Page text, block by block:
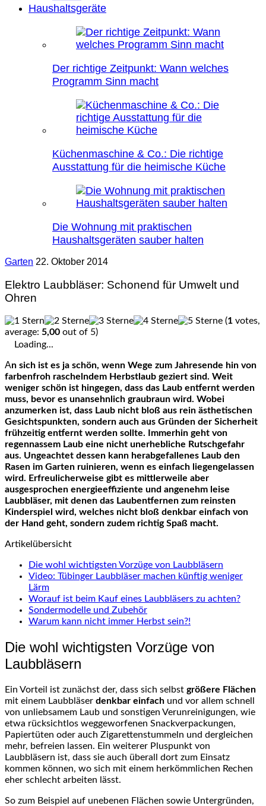
Haushaltsgeräte
Der richtige Zeitpunkt: Wann welches
Programm Sinn macht
Küchenmaschine & Co.: Die richtige
Ausstattung für die heimische Küche
Die Wohnung mit praktischen
Haushaltsgeräten sauber halten
Garten 22. Oktober 2014
Elektro Laubbläser: Schonend für Umwelt und
Ohren
(1 votes,
average: 5,00 out of 5)
Loading...
An sich ist es ja schön, wenn Wege zum Jahresende hin von
farbenfroh raschelndem Herbstlaub geziert sind. Weit
weniger schön ist hingegen, dass das Laub entfernt werden
muss, bevor es unansehnlich graubraun wird. Wobei
anzumerken ist, dass Laub nicht bloß aus rein ästhetischen
Gesichtspunkten, sondern auch aus Gründen der Sicherheit
frühzeitig entfernt werden sollte. Immerhin geht von
regennassem Laub eine nicht unerhebliche Rutschgefahr
aus. Ungeachtet dessen kann herabgefallenes Laub den
Rasen im Garten ruinieren, wenn es einfach liegengelassen
wird. Erfreulicherweise gibt es mittlerweile aber
ausgesprochen energieeffiziente und angenehm leise
Laubbläser, mit denen das Laubentfernen zum reinsten
Kinderspiel wird, welches nicht bloß denkbar einfach von
der Hand geht, sondern zudem richtig Spaß macht.
Artikelübersicht
Die wohl wichtigsten Vorzüge von Laubbläsern
Video: Tübinger Laubbläser machen künftig weniger
Lärm
Worauf ist beim Kauf eines Laubbläsers zu achten?
Sondermodelle und Zubehör
Warum kann nicht immer Herbst sein?!
Die wohl wichtigsten Vorzüge von
Laubbläsern
Ein Vorteil ist zunächst der, dass sich selbst größere Flächen
mit einem Laubbläser denkbar einfach und vor allem schnell
von unliebsamem Laub und sonstigen Verunreinigungen, wie
etwa rücksichtlos weggeworfenen Snackverpackungen,
Papiertüten oder auch Zigarettenstummeln und dergleichen
mehr, befreien lassen. Ein weiterer Pluspunkt von
Laubbläsern ist, dass sie auch überall dort zum Einsatz
kommen können, wo sich mit einem herkömmlichen Rechen
eher schlecht arbeiten lässt.
So zum Beispiel auf unebenen Flächen sowie Untergründen,